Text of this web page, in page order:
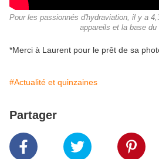
Pour les passionnés d'hydraviation, il y a
appareils et la base du
*Merci à Laurent pour le prêt de sa
#Actualité et quinzaines
Partager